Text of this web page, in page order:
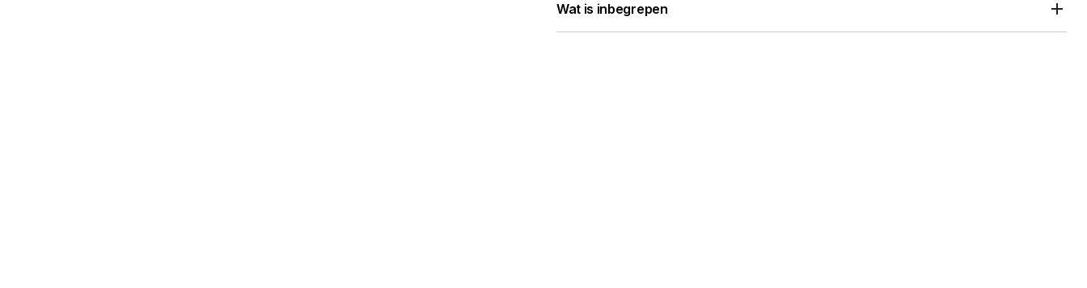
Wat is inbegrepen